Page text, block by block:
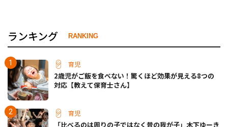
ランキング RANKING
育児
2歳児がご飯を食べない！驚くほど効果が見える8つの
対応【教えて保育士さん】
育児
「比べるのは周りの子ではなく昔の我が子」木下ゆーき